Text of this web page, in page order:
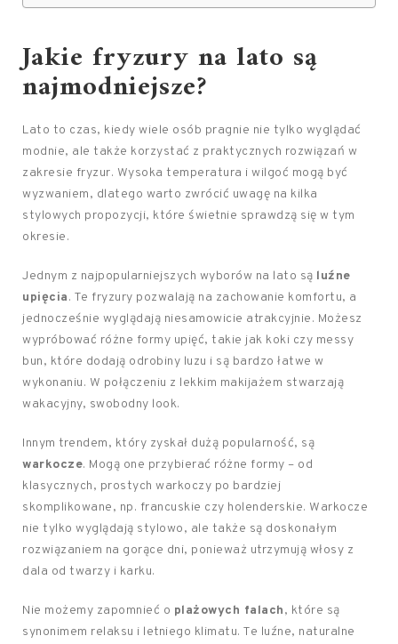
Jakie fryzury na lato są
najmodniejsze?
Lato to czas, kiedy wiele osób pragnie nie tylko wyglądać
modnie, ale także korzystać z praktycznych rozwiązań w
zakresie fryzur. Wysoka temperatura i wilgoć mogą być
wyzwaniem, dlatego warto zwrócić uwagę na kilka
stylowych propozycji, które świetnie sprawdzą się w tym
okresie.
Jednym z najpopularniejszych wyborów na lato są luźne
upięcia. Te fryzury pozwalają na zachowanie komfortu, a
jednocześnie wyglądają niesamowicie atrakcyjnie. Możesz
wypróbować różne formy upięć, takie jak koki czy messy
bun, które dodają odrobiny luzu i są bardzo łatwe w
wykonaniu. W połączeniu z lekkim makijażem stwarzają
wakacyjny, swobodny look.
Innym trendem, który zyskał dużą popularność, są
warkocze. Mogą one przybierać różne formy – od
klasycznych, prostych warkoczy po bardziej
skomplikowane, np. francuskie czy holenderskie. Warkocze
nie tylko wyglądają stylowo, ale także są doskonałym
rozwiązaniem na gorące dni, ponieważ utrzymują włosy z
dala od twarzy i karku.
Nie możemy zapomnieć o plażowych falach, które są
synonimem relaksu i letniego klimatu. Te luźne, naturalne